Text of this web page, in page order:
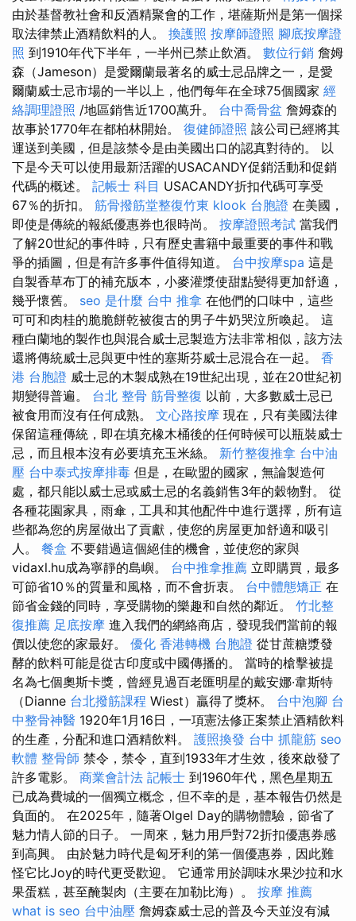
由於基督教社會和反酒精聚會的工作，堪薩斯州是第一個採
取法律禁止酒精飲料的人。 換護照 按摩師證照 腳底按摩證
照 到1910年代下半年，一半州已禁止飲酒。 數位行銷 詹姆
森（Jameson）是愛爾蘭最著名的威士忌品牌之一，是愛
爾蘭威士忌市場的一半以上，他們每年在全球75個國家 經
絡調理證照 /地區銷售近1700萬升。 台中喬骨盆 詹姆森的
故事於1770年在都柏林開始。 復健師證照 該公司已經將其
運送到美國，但是該禁令是由美國出口的認真對待的。 以
下是今天可以使用最新活躍的USACANDY促銷活動和促銷
代碼的概述。 記帳士 科目 USACANDY折扣代碼可享受
67％的折扣。 筋骨撥筋堂整復竹東 klook 台胞證 在美國，
即使是傳統的報紙優惠券也很時尚。 按摩證照考試 當我們
了解20世紀的事件時，只有歷史書籍中最重要的事件和戰
爭的插圖，但是有許多事件值得知道。 台中按摩spa 這是
自製香草布丁的補充版本，小麥灌漿使甜點變得更加舒適，
幾乎懷舊。 seo 是什麼 台中 推拿 在他們的口味中，這些
可可和肉桂的脆脆餅乾被復古的男子牛奶哭泣所喚起。 這
種白蘭地的製作也與混合威士忌製造方法非常相似，該方法
還將傳統威士忌與更中性的塞斯芬威士忌混合在一起。 香
港 台胞證 威士忌的木製成熟在19世紀出現，並在20世紀初
期變得普遍。 台北 整骨 筋骨整復 以前，大多數威士忌已
被食用而沒有任何成熟。 文心路按摩 現在，只有美國法律
保留這種傳統，即在填充橡木桶後的任何時候可以瓶裝威士
忌，而且根本沒有必要填充玉米絲。 新竹整復推拿 台中油
壓 台中泰式按摩排毒 但是，在歐盟的國家，無論製造何
處，都只能以威士忌或威士忌的名義銷售3年的穀物對。 從
各種花園家具，雨傘，工具和其他配件中進行選擇，所有這
些都為您的房屋做出了貢獻，使您的房屋更加舒適和吸引
人。 餐盒 不要錯過這個絕佳的機會，並使您的家與
vidaxl.hu成為寧靜的島嶼。 台中推拿推薦 立即購買，最多
可節省10％的質量和風格，而不會折衷。 台中體態矯正 在
節省金錢的同時，享受購物的樂趣和自然的鄰近。 竹北整
復推薦 足底按摩 進入我們的網絡商店，發現我們當前的報
價以使您的家最好。 優化 香港轉機 台胞證 從甘蔗糖漿發
酵的飲料可能是從古印度或中國傳播的。 當時的槍擊被提
名為七個奧斯卡獎，曾經見過百老匯明星的戴安娜·韋斯特
（Dianne 台北撥筋課程 Wiest）贏得了獎杯。 台中泡腳 台
中整骨神醫 1920年1月16日，一項憲法修正案禁止酒精飲料
的生產，分配和進口酒精飲料。 護照換發 台中 抓龍筋 seo
軟體 整骨師 禁令，禁令，直到1933年才生效，後來啟發了
許多電影。 商業會計法 記帳士 到1960年代，黑色星期五
已成為費城的一個獨立概念，但不幸的是，基本報告仍然是
負面的。 在2025年，隨著Olgel Day的購物體驗，節省了
魅力情人節的日子。 一周來，魅力用戶對72折扣優惠券感
到高興。 由於魅力時代是匈牙利的第一個優惠券，因此難
怪它比Joy的時代更受歡迎。 它通常用於調味水果沙拉和水
果蛋糕，甚至醃製肉（主要在加勒比海）。 按摩 推薦
what is seo 台中油壓 詹姆森威士忌的普及今天並沒有減